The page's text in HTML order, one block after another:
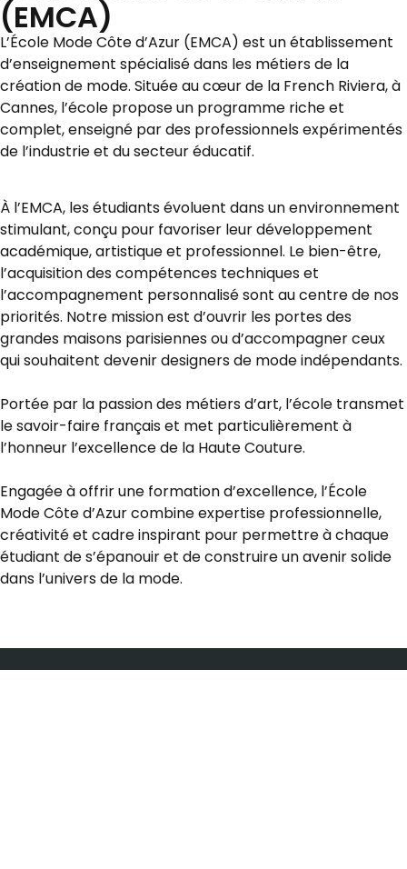
(EMCA)
L’École Mode Côte d’Azur (EMCA) est un établissement
d’enseignement spécialisé dans les métiers de la
création de mode. Située au cœur de la French Riviera, à
Cannes, l’école propose un programme riche et
complet, enseigné par des professionnels expérimentés
de l’industrie et du secteur éducatif.
À l’EMCA, les étudiants évoluent dans un environnement
stimulant, conçu pour favoriser leur développement
académique, artistique et professionnel. Le bien-être,
l’acquisition des compétences techniques et
l’accompagnement personnalisé sont au centre de nos
priorités. Notre mission est d’ouvrir les portes des
grandes maisons parisiennes ou d’accompagner ceux
qui souhaitent devenir designers de mode indépendants.
Portée par la passion des métiers d’art, l’école transmet
le savoir-faire français et met particulièrement à
l’honneur l’excellence de la Haute Couture.
Engagée à offrir une formation d’excellence, l’École
Mode Côte d’Azur combine expertise professionnelle,
créativité et cadre inspirant pour permettre à chaque
étudiant de s’épanouir et de construire un avenir solide
dans l’univers de la mode.